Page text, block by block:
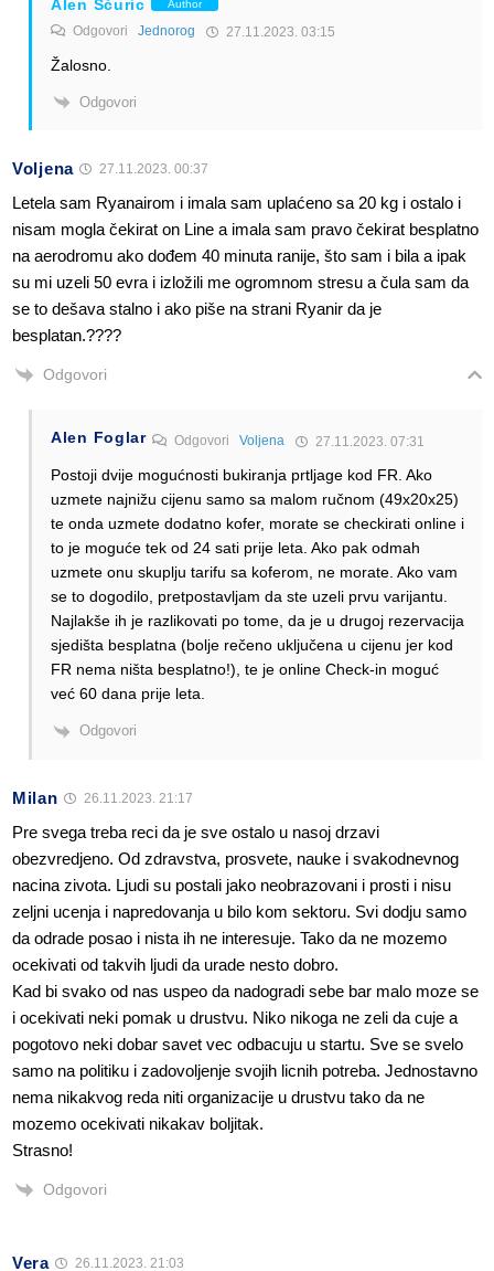
Alen Šćuric Author
Odgovori Jednorog 27.11.2023. 03:15
Žalosno.
Odgovori
Voljena 27.11.2023. 00:37
Letela sam Ryanairom i imala sam uplaćeno sa 20 kg i ostalo i
nisam mogla čekirat on Line a imala sam pravo čekirat besplatno
na aerodromu ako dođem 40 minuta ranije, što sam i bila a ipak
su mi uzeli 50 evra i izložili me ogromnom stresu a čula sam da
se to dešava stalno i ako piše na strani Ryanir da je
besplatan.????
Odgovori
Alen Foglar Odgovori Voljena 27.11.2023. 07:31
Postoji dvije mogućnosti bukiranja prtljage kod FR. Ako
uzmete najnižu cijenu samo sa malom ručnom (49x20x25)
te onda uzmete dodatno kofer, morate se checkirati online i
to je moguće tek od 24 sati prije leta. Ako pak odmah
uzmete onu skuplju tarifu sa koferom, ne morate. Ako vam
se to dogodilo, pretpostavljam da ste uzeli prvu varijantu.
Najlakše ih je razlikovati po tome, da je u drugoj rezervacija
sjedišta besplatna (bolje rečeno uključena u cijenu jer kod
FR nema ništa besplatno!), te je online Check-in moguć
već 60 dana prije leta.
Odgovori
Milan 26.11.2023. 21:17
Pre svega treba reci da je sve ostalo u nasoj drzavi
obezvredjeno. Od zdravstva, prosvete, nauke i svakodnevnog
nacina zivota. Ljudi su postali jako neobrazovani i prosti i nisu
zeljni ucenja i napredovanja u bilo kom sektoru. Svi dodju samo
da odrade posao i nista ih ne interesuje. Tako da ne mozemo
ocekivati od takvih ljudi da urade nesto dobro.
Kad bi svako od nas uspeo da nadogradi sebe bar malo moze se
i ocekivati neki pomak u drustvu. Niko nikoga ne zeli da cuje a
pogotovo neki dobar savet vec odbacuju u startu. Sve se svelo
samo na politiku i zadovoljenje svojih licnih potreba. Jednostavno
nema nikakvog reda niti organizacije u drustvu tako da ne
mozemo ocekivati nikakav boljitak.
Strasno!
Odgovori
Vera 26.11.2023. 21:03